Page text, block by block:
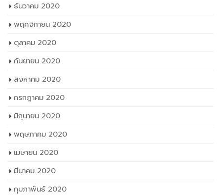
ธันวาคม 2020
พฤศจิกายน 2020
ตุลาคม 2020
กันยายน 2020
สิงหาคม 2020
กรกฎาคม 2020
มิถุนายน 2020
พฤษภาคม 2020
เมษายน 2020
มีนาคม 2020
กุมภาพันธ์ 2020